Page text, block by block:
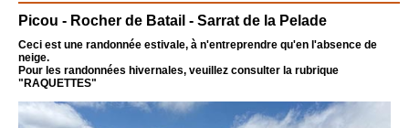
Picou - Rocher de Batail - Sarrat de la Pelade
Ceci est une randonnée estivale, à n'entreprendre qu'en l'absence de
neige.
Pour les randonnées hivernales, veuillez consulter la rubrique
"RAQUETTES"